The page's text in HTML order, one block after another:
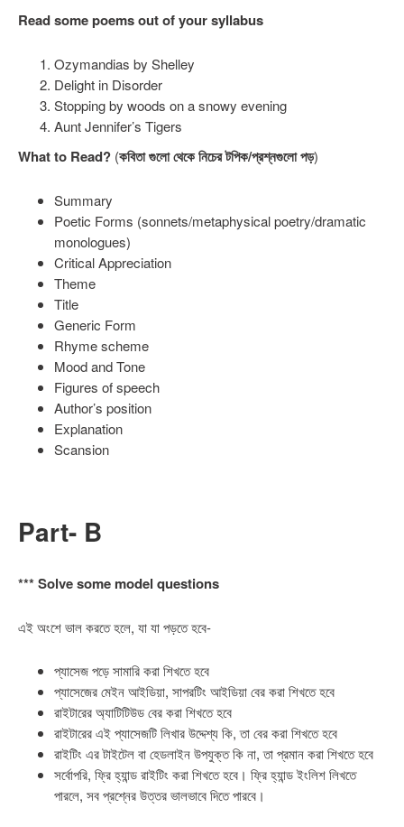
Read some poems out of your syllabus
Ozymandias by Shelley
Delight in Disorder
Stopping by woods on a snowy evening
Aunt Jennifer’s Tigers
What to Read? (কবিতা গুলো থেকে নিচের টপিক/প্রশ্নগুলো পড়)
Summary
Poetic Forms (sonnets/metaphysical poetry/dramatic
monologues)
Critical Appreciation
Theme
Title
Generic Form
Rhyme scheme
Mood and Tone
Figures of speech
Author’s position
Explanation
Scansion
Part- B
*** Solve some model questions
এই অংশে ভাল করতে হলে, যা যা পড়তে হবে-
প্যাসেজ পড়ে সামারি করা শিখতে হবে
প্যাসেজের মেইন আইডিয়া, সাপরটিং আইডিয়া বের করা শিখতে হবে
রাইটারের অ্যাটিটিউড বের করা শিখতে হবে
রাইটারের এই প্যাসেজটি লিখার উদ্দেশ্য কি, তা বের করা শিখতে হবে
রাইটিং এর টাইটেল বা হেডলাইন উপযুক্ত কি না, তা প্রমান করা শিখতে হবে
সর্বোপরি, ফ্রি হ্যান্ড রাইটিং করা শিখতে হবে। ফ্রি হ্যান্ড ইংলিশ লিখতে
পারলে, সব প্রশ্নের উত্তর ভালভাবে দিতে পারবে।